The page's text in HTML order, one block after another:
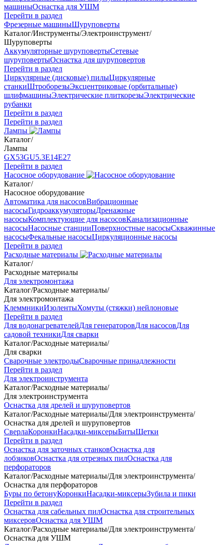
машиныОснастка для УШМ
Перейти в раздел
Фрезерные машиныШуруповерты
Каталог/Инструменты/Электроинструмент/
Шуруповерты
Аккумуляторные шуруповертыСетевые
шуруповертыОснастка для шуруповертов
Перейти в раздел
Циркулярные (дисковые) пилыЦиркулярные
станкиШтроборезыЭксцентриковые (орбитальные)
шлифмашиныЭлектрические плиткорезыЭлектрические
рубанки
Перейти в раздел
Перейти в раздел
Лампы
Каталог/
Лампы
GX53GU5.3Е14Е27
Перейти в раздел
Насосное оборудование
Каталог/
Насосное оборудование
Автоматика для насосовВибрационные
насосыГидроаккумуляторыДренажные
насосыКомплектующие для насосовКанализационные
насосыНасосные станцииПоверхностные насосыСкважинные
насосыФекальные насосыЦиркуляционные насосы
Перейти в раздел
Расходные материалы
Каталог/
Расходные материалы
Для электромонтажа
Каталог/Расходные материалы/
Для электромонтажа
КлеммникиИзолентыХомуты (стяжки) нейлоновые
Перейти в раздел
Для водонагревателейДля генераторовДля насосовДля
садовой техникиДля сварки
Каталог/Расходные материалы/
Для сварки
Сварочные электродыСварочные принадлежности
Перейти в раздел
Для электроинструмента
Каталог/Расходные материалы/
Для электроинструмента
Оснастка для дрелей и шуруповертов
Каталог/Расходные материалы/Для электроинструмента/
Оснастка для дрелей и шуруповертов
СверлаКоронкиНасадки-миксерыБитыЩетки
Перейти в раздел
Оснастка для заточных станковОснастка для
лобзиковОснастка для отрезных пилОснастка для
перфораторов
Каталог/Расходные материалы/Для электроинструмента/
Оснастка для перфораторов
Буры по бетонуКоронкиНасадки-миксерыЗубила и пики
Перейти в раздел
Оснастка для сабельных пилОснастка для строительных
миксеровОснастка для УШМ
Каталог/Расходные материалы/Для электроинструмента/
Оснастка для УШМ